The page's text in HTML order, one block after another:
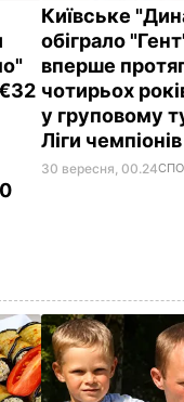
Київське
обіграло
вперше
чотирьох
у груповому
Ліги чемпіонів
30 вересня, 00.24